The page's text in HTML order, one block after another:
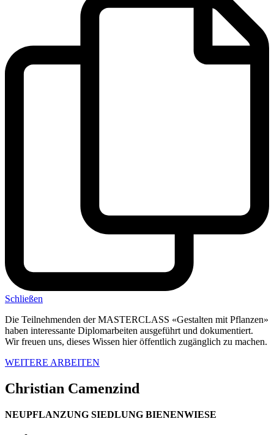
Schließen
Die Teilnehmenden der MASTERCLASS «Gestalten mit Pflanzen»
haben interessante Diplomarbeiten ausgeführt und dokumentiert.
Wir freuen uns, dieses Wissen hier öffentlich zugänglich zu machen.
WEITERE ARBEITEN
Christian Camenzind
NEUPFLANZUNG SIEDLUNG BIENENWIESE